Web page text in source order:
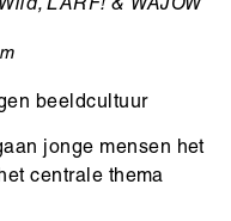
LARF! & WAJOW
beeldcultuur
jonge mensen het
centrale thema